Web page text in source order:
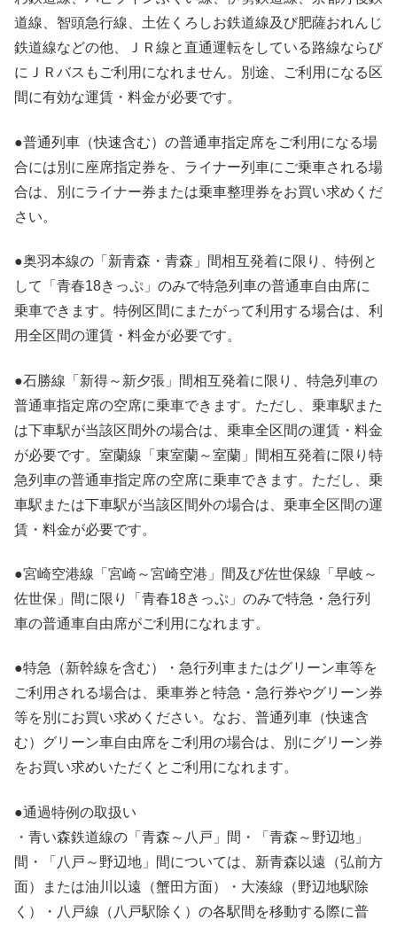
道線、智頭急行線、土佐くろしお鉄道線及び肥薩おれんじ
鉄道線などの他、ＪＲ線と直通運転をしている路線ならび
にＪＲバスもご利用になれません。別途、ご利用になる区
間に有効な運賃・料金が必要です。
●普通列車（快速含む）の普通車指定席をご利用になる場
合には別に座席指定券を、ライナー列車にご乗車される場
合は、別にライナー券または乗車整理券をお買い求めくだ
さい。
●奥羽本線の「新青森・青森」間相互発着に限り、特例と
して「青春18きっぷ」のみで特急列車の普通車自由席に
乗車できます。特例区間にまたがって利用する場合は、利
用全区間の運賃・料金が必要です。
●石勝線「新得～新夕張」間相互発着に限り、特急列車の
普通車指定席の空席に乗車できます。ただし、乗車駅また
は下車駅が当該区間外の場合は、乗車全区間の運賃・料金
が必要です。室蘭線「東室蘭～室蘭」間相互発着に限り特
急列車の普通車指定席の空席に乗車できます。ただし、乗
車駅または下車駅が当該区間外の場合は、乗車全区間の運
賃・料金が必要です。
●宮崎空港線「宮崎～宮崎空港」間及び佐世保線「早岐～
佐世保」間に限り「青春18きっぷ」のみで特急・急行列
車の普通車自由席がご利用になれます。
●特急（新幹線を含む）・急行列車またはグリーン車等を
ご利用される場合は、乗車券と特急・急行券やグリーン券
等を別にお買い求めください。なお、普通列車（快速含
む）グリーン車自由席をご利用の場合は、別にグリーン券
をお買い求めいただくとご利用になれます。
●通過特例の取扱い
・青い森鉄道線の「青森～八戸」間・「青森～野辺地」
間・「八戸～野辺地」間については、新青森以遠（弘前方
面）または油川以遠（蟹田方面）・大湊線（野辺地駅除
く）・八戸線（八戸駅除く）の各駅間を移動する際に普